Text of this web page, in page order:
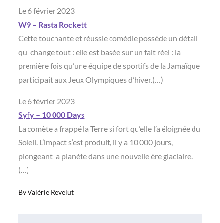
Le 6 février 2023
W9 – Rasta Rockett
Cette touchante et réussie comédie possède un détail
qui change tout : elle est basée sur un fait réel : la
première fois qu’une équipe de sportifs de la Jamaïque
participait aux Jeux Olympiques d’hiver.(…)
Le 6 février 2023
Syfy – 10 000 Days
La comète a frappé la Terre si fort qu’elle l’a éloignée du
Soleil. L’impact s’est produit, il y a 10 000 jours,
plongeant la planète dans une nouvelle ère glaciaire.
(…)
ByValérie Revelut